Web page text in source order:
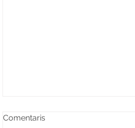
Comentaris